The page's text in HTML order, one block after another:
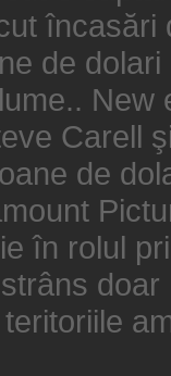
încasări
de
Carell
de
în rolul